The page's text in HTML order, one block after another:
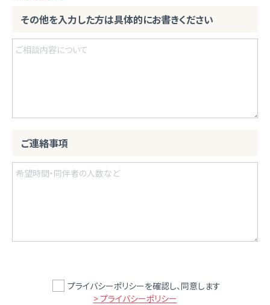
その他を入力した方は具体的にお書きください
ご連絡事項
プライバシーポリシーを確認し、同意します
> プライバシーポリシー